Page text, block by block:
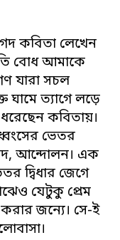
কবিতা লেখেন
বোধ আমাকে
যারা সচল
ঘামে ত্যাগে লড়ে
কবিতায়।
ভেতর
আন্দোলন। এক
দ্বিধার জেগে
যেটুকু প্রেম
জন্যে। সে-ই